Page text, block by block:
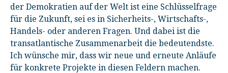
der Demokratien auf der Welt ist eine Schlüsselfrage
für die Zukunft, sei es in Sicherheits-, Wirtschafts-,
Handels- oder anderen Fragen. Und dabei ist die
transatlantische Zusammenarbeit die bedeutendste.
Ich wünsche mir, dass wir neue und erneute Anläufe
für konkrete Projekte in diesen Feldern machen.